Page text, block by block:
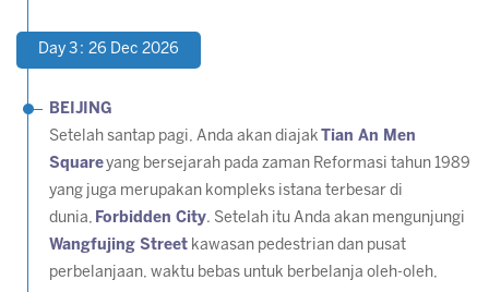
Day 3 : 26 Dec 2026
BEIJING
Setelah santap pagi, Anda akan diajak
Tian An Men
Squareyang bersejarah pada zaman Reformasi tahun 1989
yang juga merupakan kompleks istana terbesar di
dunia, Forbidden City. Setelah itu Anda akan mengunjungi
Wangfujing Street kawasan pedestrian dan pusat
perbelanjaan, waktu bebas untuk berbelanja oleh-oleh,